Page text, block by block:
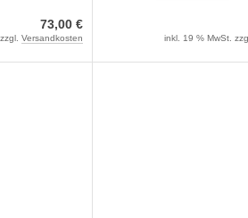
73,00 €
Versandkosten inkl. 19 % MwSt.